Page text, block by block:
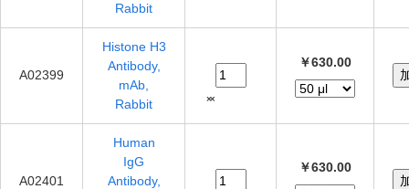
Rabbit
A02399
Histone H3
Antibody,
mAb,
Rabbit
￥630.00
A02401
Human
IgG
Antibody,
￥630.00